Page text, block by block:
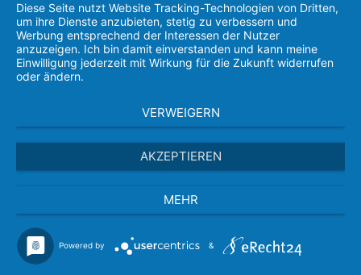
Diese Seite nutzt Website Tracking-Technologien von Dritten,
um ihre Dienste anzubieten, stetig zu verbessern und
Werbung entsprechend der Interessen der Nutzer
anzuzeigen. Ich bin damit einverstanden und kann meine
Einwilligung jederzeit mit Wirkung für die Zukunft widerrufen
oder ändern.
VERWEIGERN
AKZEPTIEREN
MEHR
Powered by &